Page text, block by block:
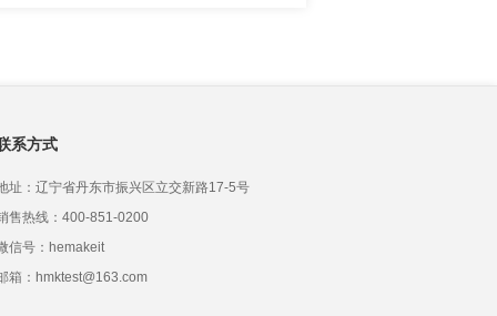
系方式
址：辽宁省丹东市振兴区立交新路17-5号
售热线：400-851-0200
信号：hemakeit
箱：hmktest@163.com